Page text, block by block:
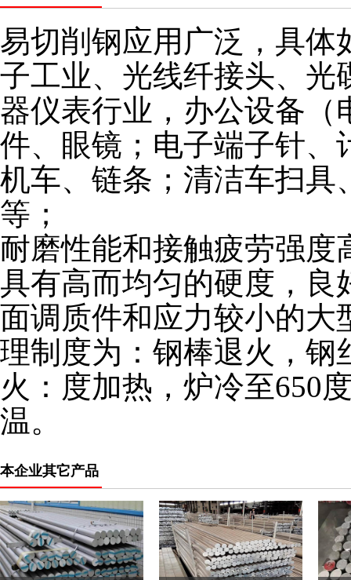
易切削钢应用广泛，具体
子工业、光线纤接头、光
器仪表行业，办公设备（
件、眼镜；电子端子针、
机车、链条；清洁车扫具
等；
耐磨性能和接触疲劳强
具有高而均匀的硬度，良
面调质件和应力较小的大
理制度为：钢棒退火，钢
火：度加热，炉冷至650
温。
本企业其它产品